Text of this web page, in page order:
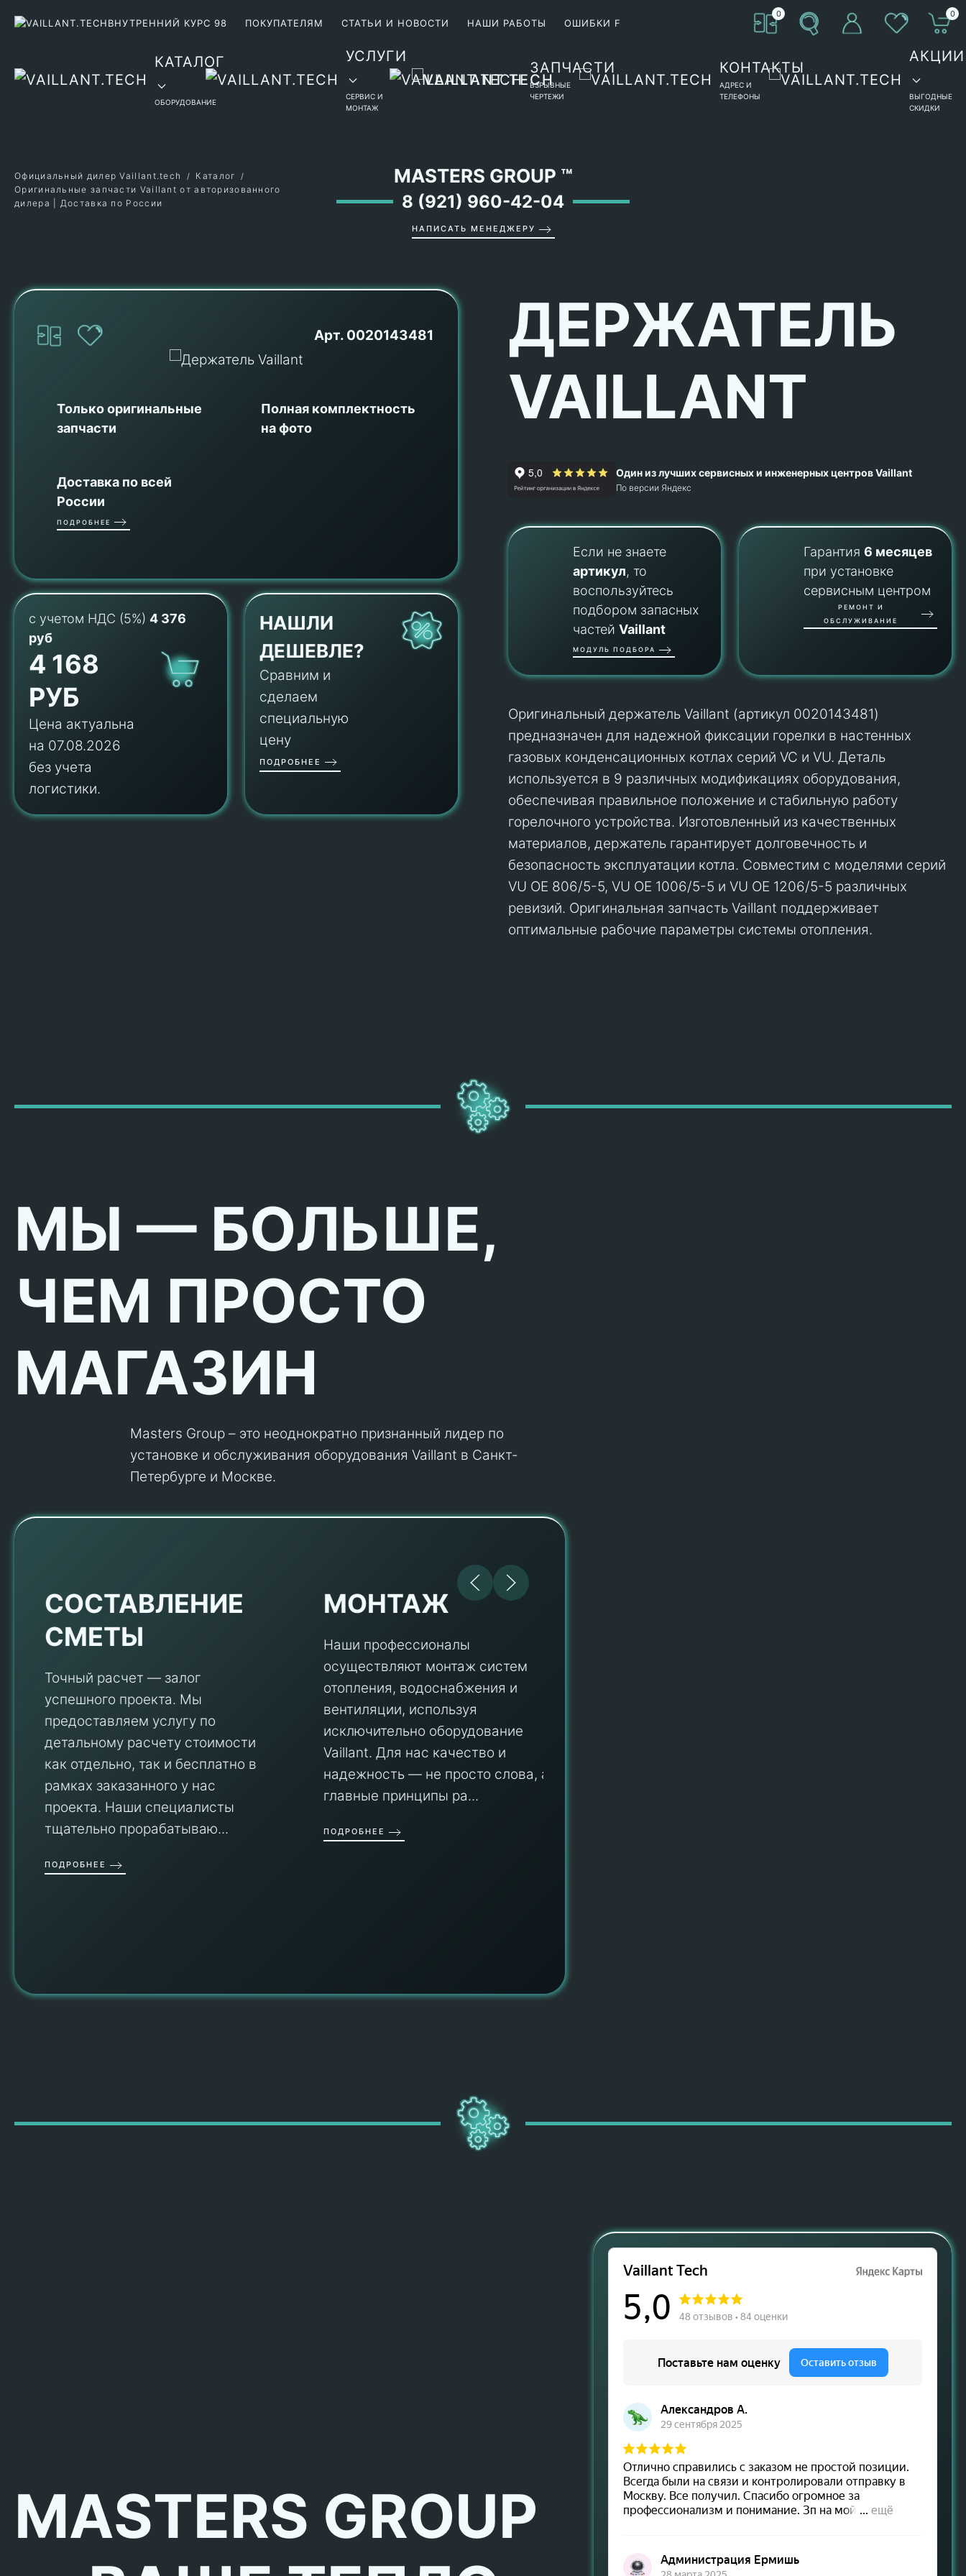
ВНУТРЕННИЙ КУРС 98 ПОКУПАТЕЛЯМ СТАТЬИ И НОВОСТИ НАШИ РАБОТЫ ОШИБКИ F
0 0
КАТАЛОГ
ОБОРУДОВАНИЕ
УСЛУГИ
СЕРВИС И
МОНТАЖ
ЗАПЧАСТИ
ВЗРЫВНЫЕ
ЧЕРТЕЖИ
КОНТАКТЫ
АДРЕС И
ТЕЛЕФОНЫ
АКЦИИ
ВЫГОДНЫЕ
СКИДКИ
MASTERS GROUP ™
8 (921) 960-42-04
НАПИСАТЬ МЕНЕДЖЕРУ
Официальный дилер Vaillant.tech
Каталог
Оригинальные запчасти Vaillant от авторизованного
дилера | Доставка по России
Арт. 0020143481
Только оригинальные
запчасти
Полная комплектность
на фото
Доставка по всей
России
ПОДРОБНЕЕ
с учетом НДС (5%) 4 376
руб
4 168
РУБ
Цена актуальна
на 07.08.2026
без учета
логистики.
НАШЛИ
ДЕШЕВЛЕ?
Сравним и
сделаем
специальную
цену
ПОДРОБНЕЕ
ДЕРЖАТЕЛЬ
VAILLANT
Один из лучших сервисных и инженерных центров Vaillant
По версии Яндекс
Если не знаете
артикул, то
воспользуйтесь
подбором запасных
частейVaillant
МОДУЛЬ ПОДБОРА
Гарантия6 месяцев
при установке
сервисным центром
РЕМОНТ И
ОБСЛУЖИВАНИЕ
Оригинальный держатель Vaillant (артикул 0020143481)
предназначен для надежной фиксации горелки в настенных
газовых конденсационных котлах серий VC и VU. Деталь
используется в 9 различных модификациях оборудования,
обеспечивая правильное положение и стабильную работу
горелочного устройства. Изготовленный из качественных
материалов, держатель гарантирует долговечность и
безопасность эксплуатации котла. Совместим с моделями серий
VU OE 806/5-5, VU OE 1006/5-5 и VU OE 1206/5-5 различных
ревизий. Оригинальная запчасть Vaillant поддерживает
оптимальные рабочие параметры системы отопления.
МЫ — БОЛЬШЕ,
ЧЕМ ПРОСТО
МАГАЗИН
Masters Group – это неоднократно признанный лидер по
установке и обслуживания оборудования Vaillant в Санкт-
Петербурге и Москве.
СОСТАВЛЕНИЕ
СМЕТЫ
Точный расчет — залог
успешного проекта. Мы
предоставляем услугу по
детальному расчету стоимости
как отдельно, так и бесплатно в
рамках заказанного у нас
проекта. Наши специалисты
тщательно прорабатываю...
ПОДРОБНЕЕ
МОНТАЖ
Наши профессионалы
осуществляют монтаж систем
отопления, водоснабжения и
вентиляции, используя
исключительно оборудование
Vaillant. Для нас качество и
надежность — не просто слова, а
главные принципы ра...
ПОДРОБНЕЕ
MASTERS GROUP